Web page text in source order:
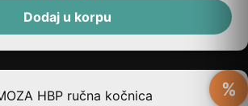
Dodaj u korpu